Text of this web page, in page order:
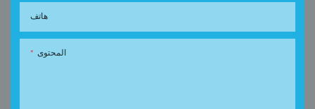
هاتف
المحتوى